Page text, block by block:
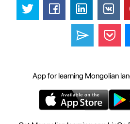
App for learning Mongolian